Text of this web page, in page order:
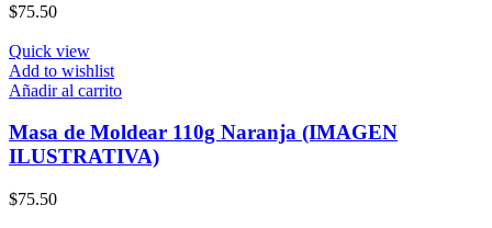
$75.50
Quick view
Add to wishlist
Añadir al carrito
Masa de Moldear 110g Naranja (IMAGEN
ILUSTRATIVA)
$75.50